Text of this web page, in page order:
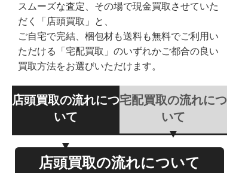
スムーズな査定、その場で現金買取させていた
だく「店頭買取」と、
ご自宅で完結、梱包材も送料も無料でご利用い
ただける「宅配買取」のいずれかご都合の良い
買取方法をお選びいただけます。
店頭買取の流れにつ
いて
宅配買取の流れにつ
いて
店頭買取の流れについて